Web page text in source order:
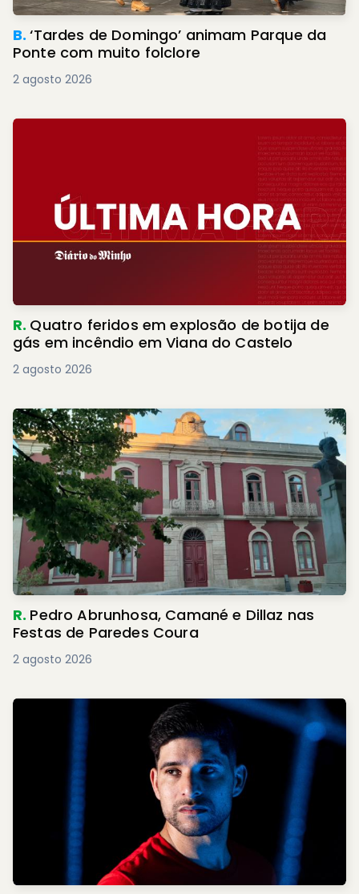
B.‘Tardes de Domingo’ animam Parque da
Ponte com muito folclore
2 agosto 2026
R. Quatro feridos em explosão de botija de
gás em incêndio em Viana do Castelo
2 agosto 2026
R. Pedro Abrunhosa, Camané e Dillaz nas
Festas de Paredes Coura
2 agosto 2026